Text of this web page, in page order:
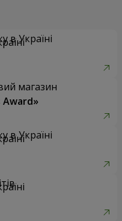
в Україні
магазин
Award»
в Україні